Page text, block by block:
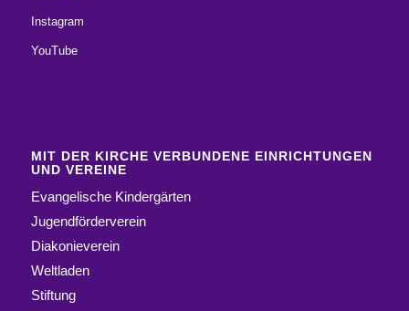
Instagram
YouTube
MIT DER KIRCHE VERBUNDENE EINRICHTUNGEN
UND VEREINE
Evangelische Kindergärten
Jugendförderverein
Diakonieverein
Weltladen
Stiftung